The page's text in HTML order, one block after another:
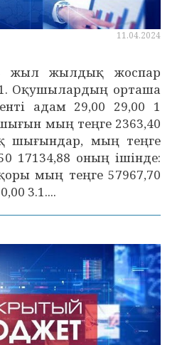
11.04.2024
жыл жылдық жоспар
Оқушылардың орташа
адам 29,00 29,00 1
мың теңге 2363,40
шығындар, мың теңге
17134,88 оның ішінде:
мың теңге 57967,70
3.1....